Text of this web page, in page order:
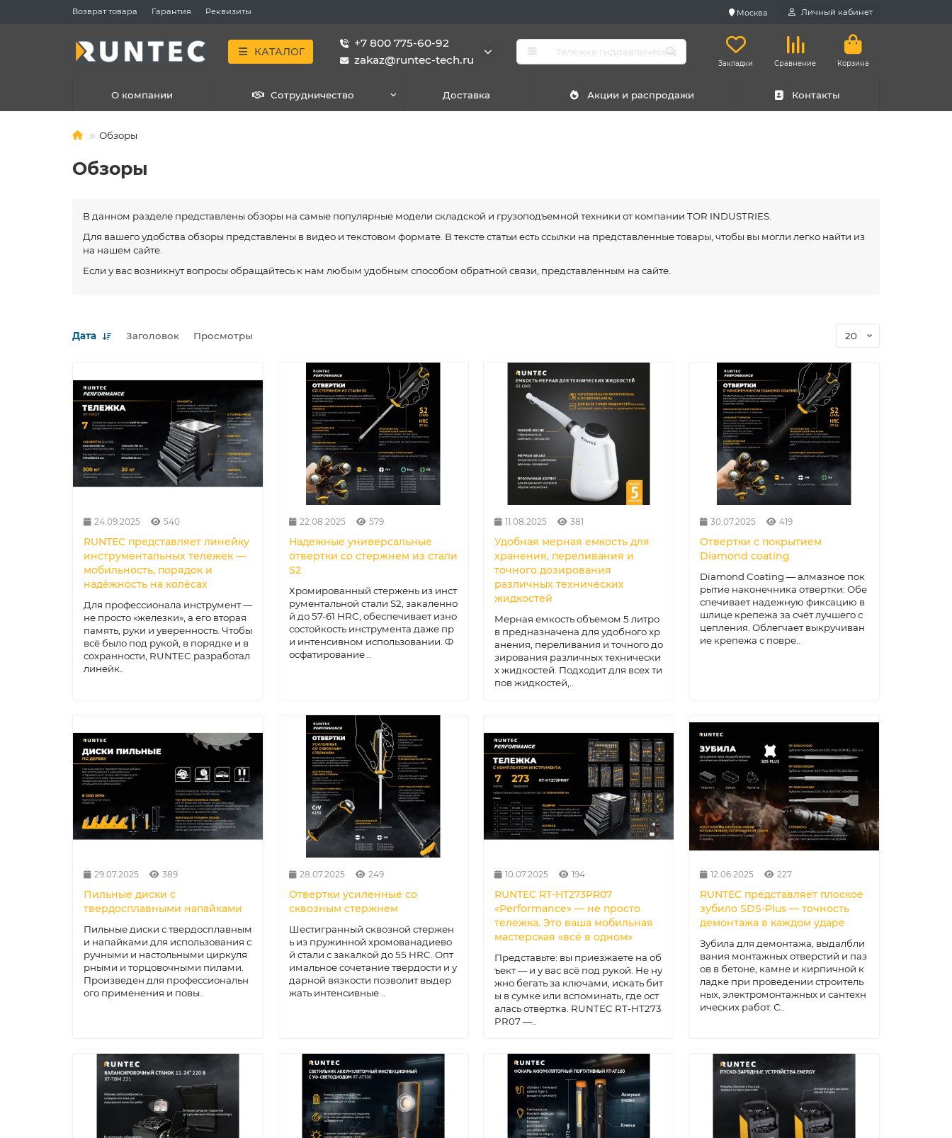
Возврат товара Гарантия Реквизиты Москва Личный кабинет
КАТАЛОГ
+7 800 775-60-92
zakaz@runtec-tech.ru
Закладки Сравнение Корзина
О компании Сотрудничество Доставка Акции и распродажи Контакты
Обзоры
Обзоры
В данном разделе представлены обзоры на самые популярные модели складской и грузоподъемной техники от компании TOR INDUSTRIES.
Для вашего удобства обзоры представлены в видео и текстовом формате. В тексте статьи есть ссылки на представленные товары, чтобы вы могли легко найти из
на нашем сайте.
Если у вас возникнут вопросы обращайтесь к нам любым удобным способом обратной связи, представленным на сайте.
Дата Заголовок Просмотры
24.09.2025 540
RUNTEC представляет линейку
инструментальных тележек —
мобильность, порядок и
надёжность на колёсах
Для профессионала инструмент —
не просто «железки», а его вторая
память, руки и уверенность. Чтобы
всё было под рукой, в порядке и в
сохранности, RUNTEC разработал
линейк..
22.08.2025 579
Надежные универсальные
отвертки со стержнем из стали
S2
Хромированный стержень из инст
рументальной стали S2, закаленно
й до 57-61 HRC, обеспечивает изно
состойкость инструмента даже пр
и интенсивном использовании. Ф
осфатирование ..
11.08.2025 381
Удобная мерная емкость для
хранения, переливания и
точного дозирования
различных технических
жидкостей
Мерная емкость объемом 5 литро
в предназначена для удобного хр
анения, переливания и точного до
зирования различных технически
х жидкостей. Подходит для всех ти
пов жидкостей,..
30.07.2025 419
Отвертки с покрытием
Diamond coating
Diamond Coating — алмазное пок
рытие наконечника отвертки: Обе
спечивает надежную фиксацию в
шлице крепежа за счёт лучшего с
цепления. Облегчает выкручиван
ие крепежа с повре..
29.07.2025 389
Пильные диски с
твердосплавными напайками
Пильные диски с твердосплавным
и напайками для использования с
ручными и настольными циркуля
рными и торцовочными пилами.
Произведен для профессиональн
ого применения и повы..
28.07.2025 249
Отвертки усиленные со
сквозным стержнем
Шестигранный сквозной стержен
ь из пружинной хромованадиево
й стали с закалкой до 55 HRC. Опт
имальное сочетание твердости и у
дарной вязкости позволит выдер
жать интенсивные ..
10.07.2025 194
RUNTEC RT-HT273PR07
«Performance» — не просто
тележка. Это ваша мобильная
мастерская «всё в одном»
Представьте: вы приезжаете на об
ъект — и у вас всё под рукой. Не ну
жно бегать за ключами, искать бит
ы в сумке или вспоминать, где ост
алась отвёртка. RUNTEC RT-HT273
PR07 —..
12.06.2025 227
RUNTEC представляет плоское
зубило SDS-Plus — точность
демонтажа в каждом ударе
Зубила для демонтажа, выдалбли
вания монтажных отверстий и паз
ов в бетоне, камне и кирпичной к
ладке при проведении строитель
ных, электромонтажных и сантехн
ических работ. С..